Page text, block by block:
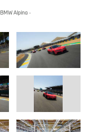
BMW Alpina ·